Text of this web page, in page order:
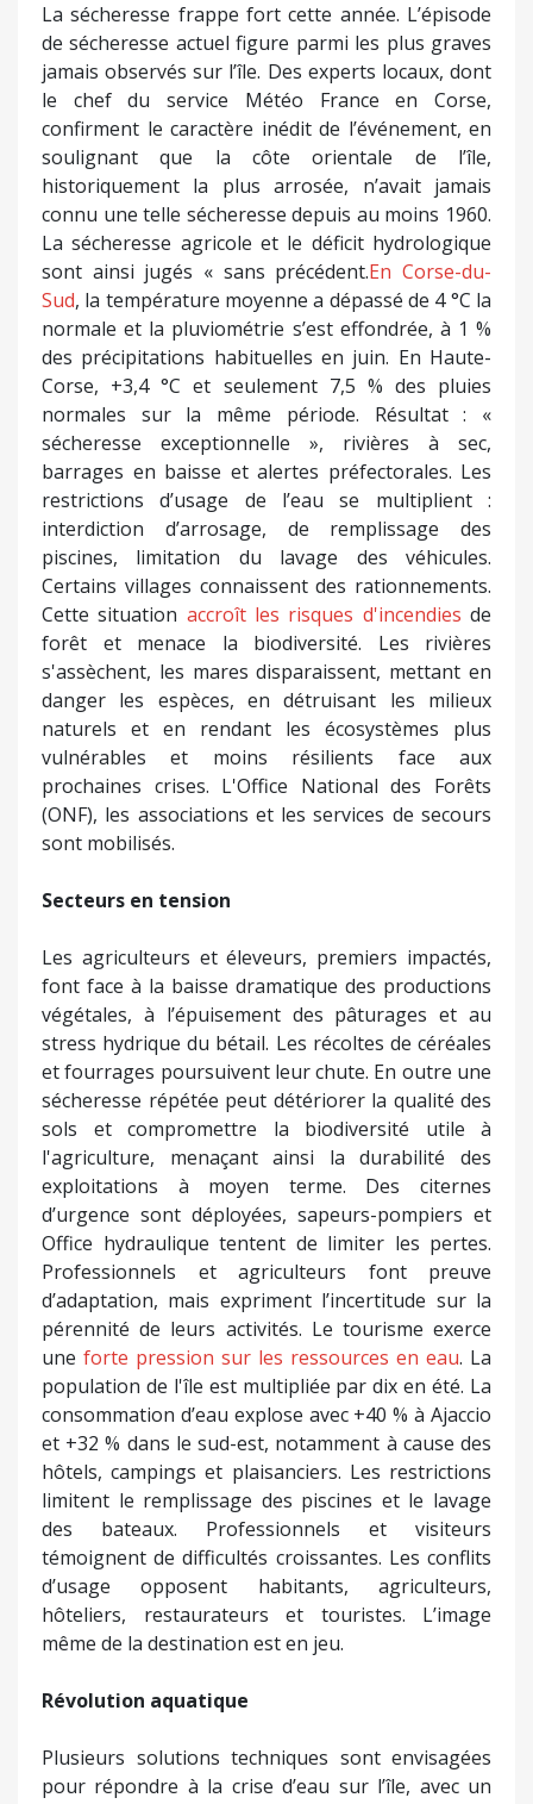
La sécheresse frappe fort cette année. L’épisode
de sécheresse actuel figure parmi les plus graves
jamais observés sur l’île. Des experts locaux, dont
le chef du service Météo France en Corse,
confirment le caractère inédit de l’événement, en
soulignant que la côte orientale de l’île,
historiquement la plus arrosée, n’avait jamais
connu une telle sécheresse depuis au moins 1960.
La sécheresse agricole et le déficit hydrologique
sont ainsi jugés « sans précédent.En Corse-du-
Sud, la température moyenne a dépassé de 4 °C la
normale et la pluviométrie s’est effondrée, à 1 %
des précipitations habituelles en juin. En Haute-
Corse, +3,4 °C et seulement 7,5 % des pluies
normales sur la même période. Résultat : «
sécheresse exceptionnelle », rivières à sec,
barrages en baisse et alertes préfectorales. Les
restrictions d’usage de l’eau se multiplient :
interdiction d’arrosage, de remplissage des
piscines, limitation du lavage des véhicules.
Certains villages connaissent des rationnements.
Cette situation accroît les risques d'incendies de
forêt et menace la biodiversité. Les rivières
s'assèchent, les mares disparaissent, mettant en
danger les espèces, en détruisant les milieux
naturels et en rendant les écosystèmes plus
vulnérables et moins résilients face aux
prochaines crises. L'Office National des Forêts
(ONF), les associations et les services de secours
sont mobilisés.
Secteurs en tension
Les agriculteurs et éleveurs, premiers impactés,
font face à la baisse dramatique des productions
végétales, à l’épuisement des pâturages et au
stress hydrique du bétail. Les récoltes de céréales
et fourrages poursuivent leur chute. En outre une
sécheresse répétée peut détériorer la qualité des
sols et compromettre la biodiversité utile à
l'agriculture, menaçant ainsi la durabilité des
exploitations à moyen terme. Des citernes
d’urgence sont déployées, sapeurs-pompiers et
Office hydraulique tentent de limiter les pertes.
Professionnels et agriculteurs font preuve
d’adaptation, mais expriment l’incertitude sur la
pérennité de leurs activités. Le tourisme exerce
une forte pression sur les ressources en eau. La
population de l'île est multipliée par dix en été. La
consommation d’eau explose avec +40 % à Ajaccio
et +32 % dans le sud-est, notamment à cause des
hôtels, campings et plaisanciers. Les restrictions
limitent le remplissage des piscines et le lavage
des bateaux. Professionnels et visiteurs
témoignent de difficultés croissantes. Les conflits
d’usage opposent habitants, agriculteurs,
hôteliers, restaurateurs et touristes. L’image
même de la destination est en jeu.
Révolution aquatique
Plusieurs solutions techniques sont envisagées
pour répondre à la crise d’eau sur l’île, avec un